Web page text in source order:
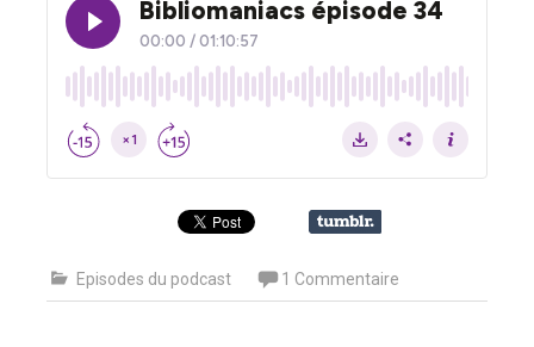
Episodes du podcast 1 Commentaire